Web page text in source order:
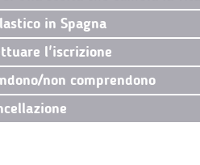
in Spagna
l'iscrizione
non comprendono